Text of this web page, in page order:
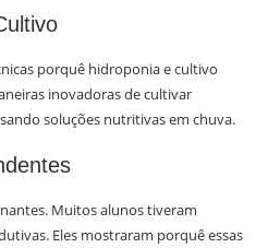
porquê hidroponia e cultivo
inovadoras de cultivar
soluções nutritivas em chuva.
Muitos alunos tiveram
Eles mostraram porquê essas